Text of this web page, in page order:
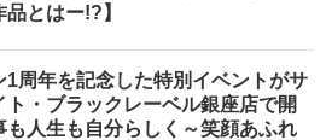
とはー!?】
1周年を記念した特別イベントがサ
ト・ブラックレーベル銀座店で開
人生も自分らしく～笑顔あふれ